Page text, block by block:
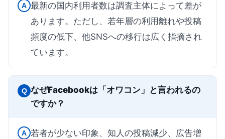
A 最新の国内利用者数は調査主体によって差が
あります。ただし、若年層の利用離れや投稿
頻度の低下、他SNSへの移行は広く指摘され
ています。
Q なぜFacebookは「オワコン」と言われるの
ですか？
A 若者が少ない印象、知人の投稿減少、広告増